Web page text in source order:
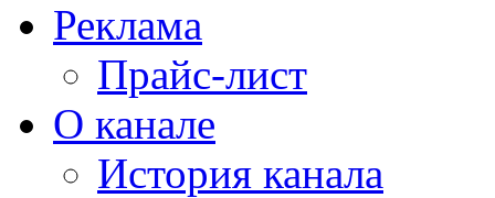
Реклама
Прайс-лист
О канале
История канала